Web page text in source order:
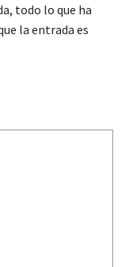
todo lo que ha
la entrada es